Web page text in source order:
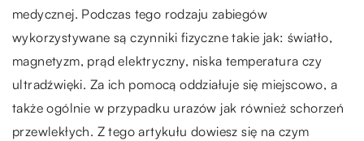
medycznej. Podczas tego rodzaju zabiegów
wykorzystywane są czynniki fizyczne takie jak: światło,
magnetyzm, prąd elektryczny, niska temperatura czy
ultradźwięki. Za ich pomocą oddziałuje się miejscowo, a
także ogólnie w przypadku urazów jak również schorzeń
przewlekłych. Z tego artykułu dowiesz się na czym